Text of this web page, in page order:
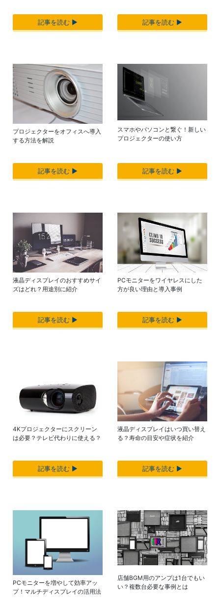
記事を読む ▶︎ 記事を読む ▶︎
プロジェクターをオフィスへ導入
する方法を解説
記事を読む ▶︎
スマホやパソコンと繋ぐ！新しい
プロジェクターの使い方
記事を読む ▶︎
液晶ディスプレイのおすすめサイ
ズはどれ？用途別に紹介
記事を読む ▶︎
PCモニターをワイヤレスにした
方が良い理由と導入事例
記事を読む ▶︎
4Kプロジェクターにスクリーン
は必要？テレビ代わりに使える？
記事を読む ▶︎
液晶ディスプレイはいつ買い替え
る？寿命の目安や症状を紹介
記事を読む ▶︎
PCモニターを増やして効率アッ
プ！マルチディスプレイの活用法
店舗BGM用のアンプは1台でもい
い？複数台必要な事例とは